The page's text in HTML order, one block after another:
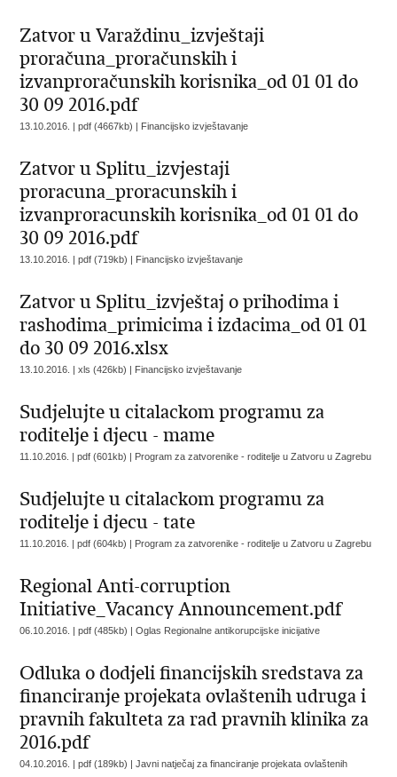
Zatvor u Varaždinu_izvještaji
proračuna_proračunskih i
izvanproračunskih korisnika_od 01 01 do
30 09 2016.pdf
13.10.2016. | pdf (4667kb) | Financijsko izvještavanje
Zatvor u Splitu_izvjestaji
proracuna_proracunskih i
izvanproracunskih korisnika_od 01 01 do
30 09 2016.pdf
13.10.2016. | pdf (719kb) | Financijsko izvještavanje
Zatvor u Splitu_izvještaj o prihodima i
rashodima_primicima i izdacima_od 01 01
do 30 09 2016.xlsx
13.10.2016. | xls (426kb) | Financijsko izvještavanje
Sudjelujte u citalackom programu za
roditelje i djecu - mame
11.10.2016. | pdf (601kb) | Program za zatvorenike - roditelje u Zatvoru u Zagrebu
Sudjelujte u citalackom programu za
roditelje i djecu - tate
11.10.2016. | pdf (604kb) | Program za zatvorenike - roditelje u Zatvoru u Zagrebu
Regional Anti-corruption
Initiative_Vacancy Announcement.pdf
06.10.2016. | pdf (485kb) |Oglas Regionalne antikorupcijske inicijative
Odluka o dodjeli financijskih sredstava za
financiranje projekata ovlaštenih udruga i
pravnih fakulteta za rad pravnih klinika za
2016.pdf
04.10.2016. | pdf (189kb) |Javni natječaj za financiranje projekata ovlaštenih